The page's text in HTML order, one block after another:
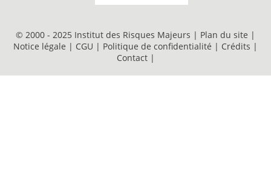
© 2000 - 2025 Institut des Risques Majeurs | Plan du site |
Notice légale | CGU | Politique de confidentialité | Crédits |
Contact |